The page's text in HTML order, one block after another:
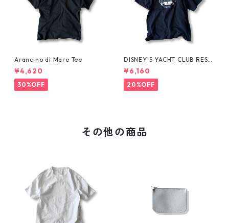
Arancino di Mare Tee
¥4,620
30%OFF
DISNEY'S YACHT CLUB RESO
RT Tee
¥6,160
20%OFF
その他の商品